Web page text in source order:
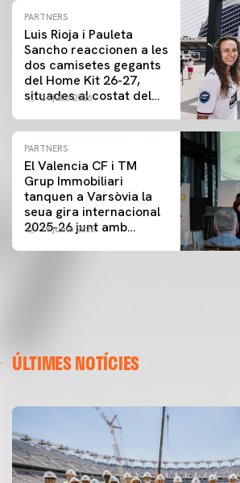
PARTNERS
Luis Rioja i Pauleta
Sancho reaccionen a les
dos camisetes gegants
del Home Kit 26-27,
situades al costat del
Ciències
24 julio 2026
PARTNERS
El Valencia CF i TM
Grup Immobiliari
tanquen a Varsòvia la
seua gira internacional
2025-26 junt amb
19 junio 2026
ÚLTIMES NOTÍCIES